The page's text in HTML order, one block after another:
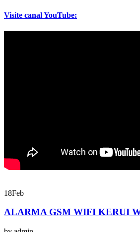
Visite canal YouTube:
18Feb
ALARMA GSM WIFI KERUI